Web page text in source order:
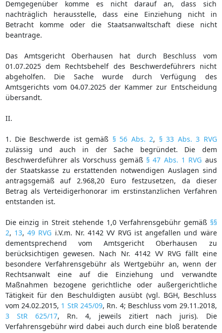
Demgegenüber komme es nicht darauf an, dass sich
nachträglich herausstelle, dass eine Einziehung nicht in
Betracht komme oder die Staatsanwaltschaft diese nicht
beantrage.
Das Amtsgericht Oberhausen hat durch Beschluss vom
01.07.2025 dem Rechtsbehelf des Beschwerdeführers nicht
abgeholfen. Die Sache wurde durch Verfügung des
Amtsgerichts vom 04.07.2025 der Kammer zur Entscheidung
übersandt.
II.
1. Die Beschwerde ist gemäß § 56 Abs. 2, § 33 Abs. 3 RVG
zulässig und auch in der Sache begründet. Die dem
Beschwerdeführer als Vorschuss gemäß § 47 Abs. 1 RVG aus
der Staatskasse zu erstattenden notwendigen Auslagen sind
antragsgemäß auf 2.968,20 Euro festzusetzen, da dieser
Betrag als Verteidigerhonorar im erstinstanzlichen Verfahren
entstanden ist.
Die einzig in Streit stehende 1,0 Verfahrensgebühr gemäß §§
2, 13, 49 RVG i.V.m. Nr. 4142 VV RVG ist angefallen und wäre
dementsprechend vom Amtsgericht Oberhausen zu
berücksichtigen gewesen. Nach Nr. 4142 VV RVG fällt eine
besondere Verfahrensgebühr als Wertgebühr an, wenn der
Rechtsanwalt eine auf die Einziehung und verwandte
Maßnahmen bezogene gerichtliche oder außergerichtliche
Tätigkeit für den Beschuldigten ausübt (vgl. BGH, Beschluss
vom 24.02.2015, 1 StR 245/09, Rn. 4; Beschluss vom 29.11.2018,
3 StR 625/17, Rn. 4, jeweils zitiert nach juris). Die
Verfahrensgebühr wird dabei auch durch eine bloß beratende